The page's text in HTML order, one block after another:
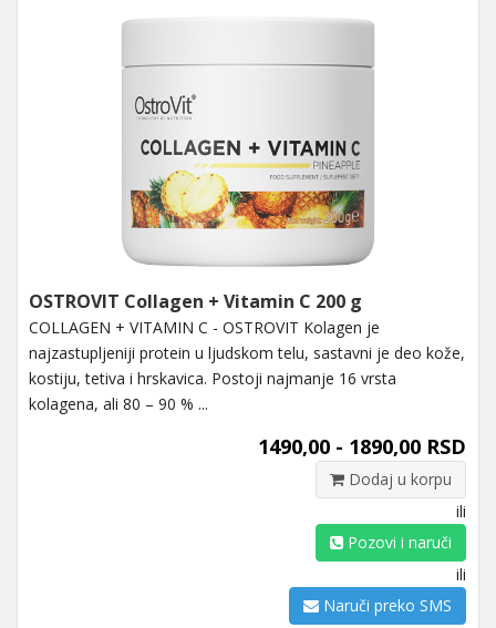
OSTROVIT Collagen + Vitamin C 200 g
COLLAGEN + VITAMIN C - OSTROVIT Kolagen je
najzastupljeniji protein u ljudskom telu, sastavni je deo kože,
kostiju, tetiva i hrskavica. Postoji najmanje 16 vrsta
kolagena, ali 80 – 90 % ...
1490,00 - 1890,00 RSD
Dodaj u korpu
ili
Pozovi i naruči
ili
Naruči preko SMS